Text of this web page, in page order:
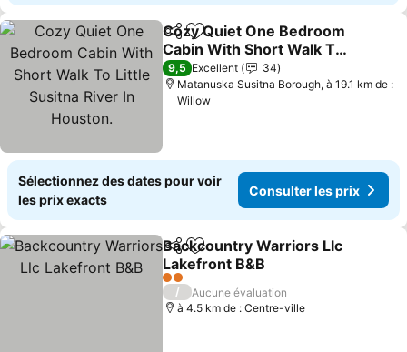
PartagerAjouter à mes favoris
Cozy Quiet One Bedroom
Cabin With Short Walk To
Little Susitna River In
Houston.
9,5 Excellent
34
Matanuska Susitna Borough, à 19.1 km de :
Willow
Sélectionnez des dates pour voir
les prix exacts
Consulter les prix
PartagerAjouter à mes favoris
Backcountry Warriors Llc
Lakefront B&B
2 Étoiles
/
Aucune évaluation
à 4.5 km de : Centre-ville